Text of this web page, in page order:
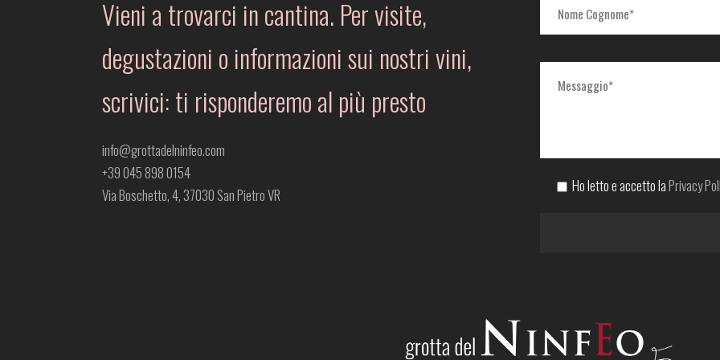
Vieni a trovarci in cantina. Per visite,
degustazioni o informazioni sui nostri vini,
scrivici: ti risponderemo al più presto
info@grottadelninfeo.com
+39 045 898 0154
Via Boschetto, 4, 37030 San Pietro VR
Ho letto e accetto laPrivacy